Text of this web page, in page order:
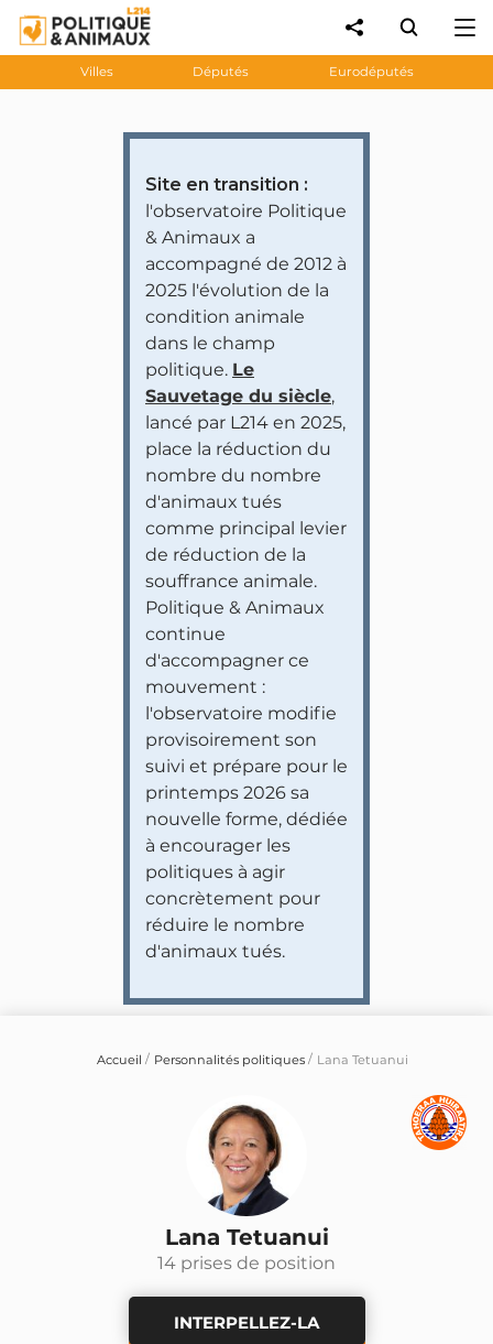
Villes Députés Eurodéputés
Site en transition :
l'observatoire Politique
& Animaux a
accompagné de 2012 à
2025 l'évolution de la
condition animale
dans le champ
politique. Le
Sauvetage du siècle,
lancé par L214 en 2025,
place la réduction du
nombre du nombre
d'animaux tués
comme principal levier
de réduction de la
souffrance animale.
Politique & Animaux
continue
d'accompagner ce
mouvement :
l'observatoire modifie
provisoirement son
suivi et prépare pour le
printemps 2026 sa
nouvelle forme, dédiée
à encourager les
politiques à agir
concrètement pour
réduire le nombre
d'animaux tués.
Accueil Personnalités politiques Lana Tetuanui
Lana Tetuanui
14 prises de position
INTERPELLEZ-LA